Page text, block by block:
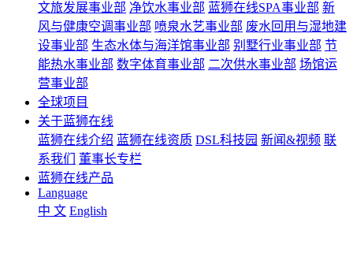
文旅发展事业部 净饮水事业部 蓝狮在线SPA事业部 新
风与健康空调事业部 喷泉水艺事业部 废水回用与湿地建
设事业部 生态水体与海洋馆事业部 别墅行业事业部 节
能热水事业部 数字体育事业部 二次供水事业部 场馆运
营事业部
全球项目
关于蓝狮在线
蓝狮在线介绍 蓝狮在线资质 DSL科技园 新闻&视频 联
系我们
董事长专栏
蓝狮在线产品
Language
中 文 English